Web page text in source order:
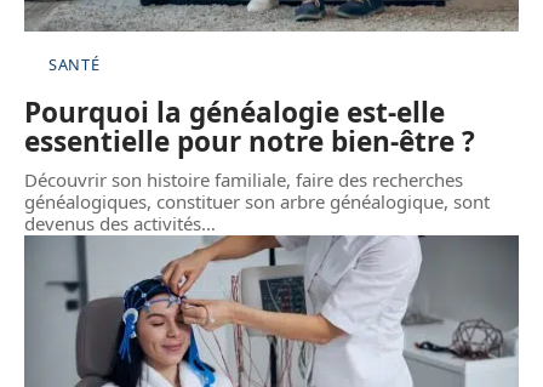
SANTÉ
Pourquoi la généalogie est-elle
essentielle pour notre bien-être ?
Découvrir son histoire familiale, faire des recherches
généalogiques, constituer son arbre généalogique, sont
devenus des activités…